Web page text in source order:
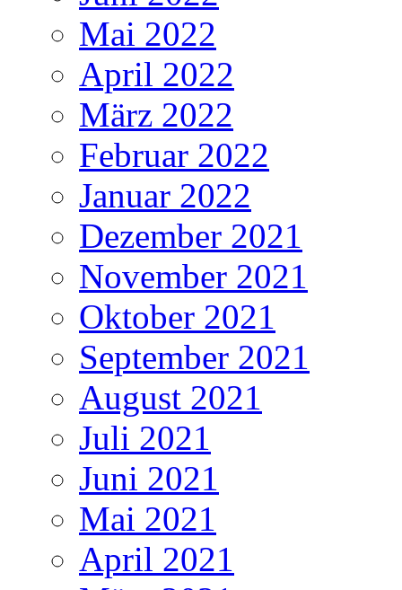
Mai 2022
April 2022
März 2022
Februar 2022
Januar 2022
Dezember 2021
November 2021
Oktober 2021
September 2021
August 2021
Juli 2021
Juni 2021
Mai 2021
April 2021